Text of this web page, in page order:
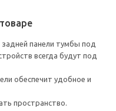
панели тумбы под
всегда будут под
обеспечит удобное и
пространство.